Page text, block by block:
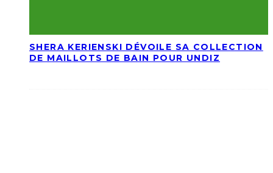
SHERA KERIENSKI DÉVOILE SA COLLECTION
DE MAILLOTS DE BAIN POUR UNDIZ